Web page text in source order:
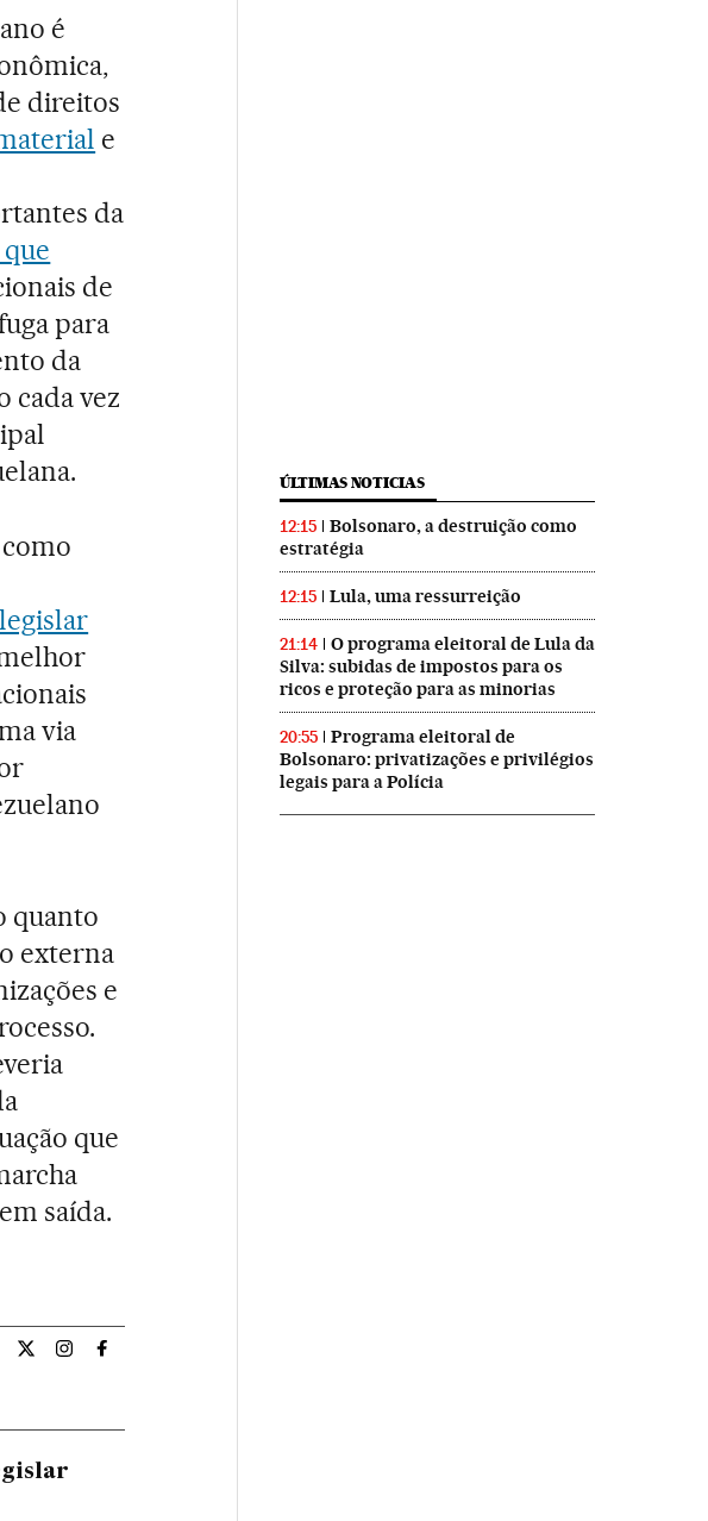
é
direitos
e
da
de
para
da
cada vez
via
quanto
externa
e
que
saída.
Opiniao El País Brasil en Twitter
Opiniao El País Brasil en Instagram
Opiniao El País Brasil en Facebook
ÚLTIMAS NOTICIAS
12:15
Bolsonaro, a destruição como
estratégia
12:15 Lula, uma ressurreição
21:14
O programa eleitoral de Lula da
Silva: subidas de impostos para os
ricos e proteção para as minorias
20:55
Programa eleitoral de
Bolsonaro: privatizações e privilégios
legais para a Polícia